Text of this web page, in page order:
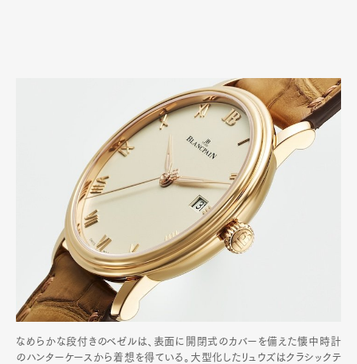
なめらかな段付きのベゼルは、表面に開閉式のカバーを備えた懐中時計
のハンターケースから着想を得ている。大型化したリュウズはクラシックテ